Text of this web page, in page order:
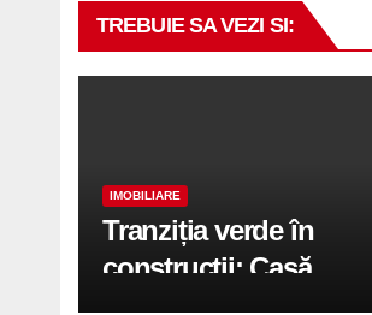
TREBUIE SA VEZI SI:
IMOBILIARE
Tranziția verde în
construcții: Casă
modernă cu structură